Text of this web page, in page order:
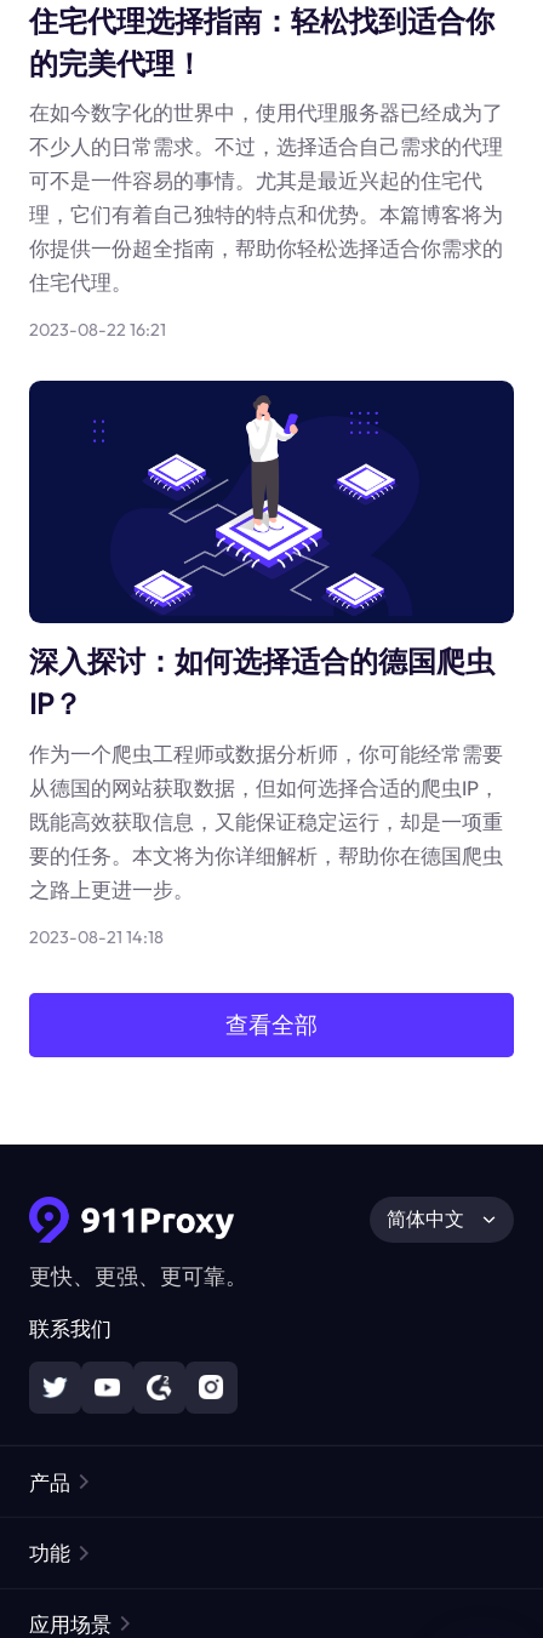
住宅代理选择指南：轻松找到适合你
的完美代理！
在如今数字化的世界中，使用代理服务器已经成为了
不少人的日常需求。不过，选择适合自己需求的代理
可不是一件容易的事情。尤其是最近兴起的住宅代
理，它们有着自己独特的特点和优势。本篇博客将为
你提供一份超全指南，帮助你轻松选择适合你需求的
住宅代理。
2023-08-22 16:21
深入探讨：如何选择适合的德国爬虫
IP？
作为一个爬虫工程师或数据分析师，你可能经常需要
从德国的网站获取数据，但如何选择合适的爬虫IP，
既能高效获取信息，又能保证稳定运行，却是一项重
要的任务。本文将为你详细解析，帮助你在德国爬虫
之路上更进一步。
2023-08-21 14:18
查看全部
更快、更强、更可靠。
联系我们
简体中文
产品
静态住宅代理
功能
应用场景